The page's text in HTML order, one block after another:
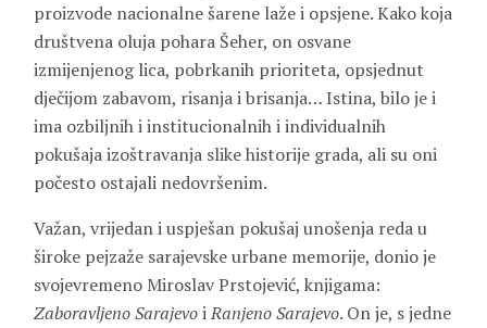
proizvode nacionalne šarene laže i opsjene. Kako koja
društvena oluja pohara Šeher, on osvane
izmijenjenog lica, pobrkanih prioriteta, opsjednut
dječijom zabavom, risanja i brisanja… Istina, bilo je i
ima ozbiljnih i institucionalnih i individualnih
pokušaja izoštravanja slike historije grada, ali su oni
počesto ostajali nedovršenim.
Važan, vrijedan i uspješan pokušaj unošenja reda u
široke pejzaže sarajevske urbane memorije, donio je
svojevremeno Miroslav Prstojević, knjigama:
Zaboravljeno SarajevoiRanjeno Sarajevo. On je, s jedne